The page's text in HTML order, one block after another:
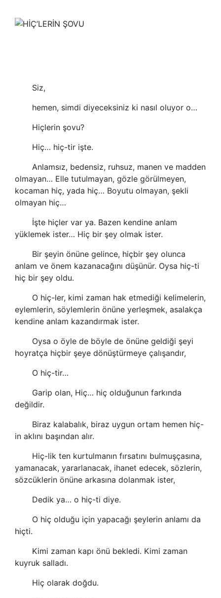
Siz,
hemen, simdi diyeceksiniz ki nasıl oluyor o…
Hiçlerin şovu?
Hiç… hiç-tir işte.
Anlamsız, bedensiz, ruhsuz, manen ve madden
olmayan… Elle tutulmayan, gözle görülmeyen,
kocaman hiç, yada hiç… Boyutu olmayan, şekli
olmayan hiç…
İşte hiçler var ya. Bazen kendine anlam
yüklemek ister… Hiç bir şey olmak ister.
Bir şeyin önüne gelince, hiçbir şey olunca
anlam ve önem kazanacağını düşünür. Oysa hiç-ti
hiç bir şey oldu.
O hiç-ler, kimi zaman hak etmediği kelimelerin,
eylemlerin, söylemlerin önüne yerleşmek, asalakça
kendine anlam kazandırmak ister.
Oysa o öyle de böyle de önüne geldiği şeyi
hoyratça hiçbir şeye dönüştürmeye çalışandır,
O hiç-tir…
Garip olan, Hiç… hiç olduğunun farkında
değildir.
Biraz kalabalık, biraz uygun ortam hemen hiç-
in aklını başından alır.
Hiç-lik ten kurtulmanın fırsatını bulmuşçasına,
yamanacak, yararlanacak, ihanet edecek, sözlerin,
sözcüklerin önüne arkasına dolanmak ister,
Dedik ya… o hiç-ti diye.
O hiç olduğu için yapacağı şeylerin anlamı da
hiçti.
Kimi zaman kapı önü bekledi. Kimi zaman
kuyruk salladı.
Hiç olarak doğdu.